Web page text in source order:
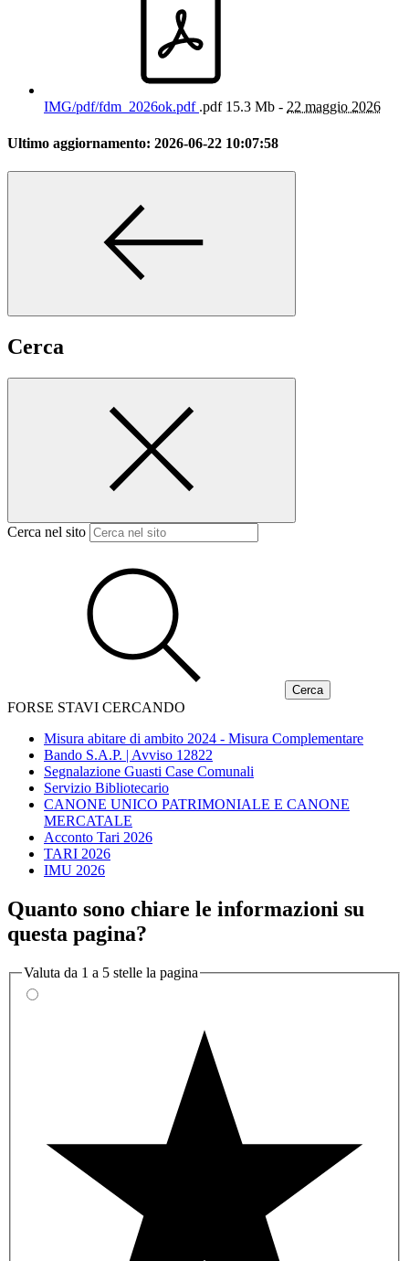
IMG/pdf/fdm_2026ok.pdf .pdf15.3 Mb - 22 maggio 2026
Ultimo aggiornamento: 2026-06-22 10:07:58
Cerca
Cerca nel sito
FORSE STAVI CERCANDO
Misura abitare di ambito 2024 - Misura Complementare
Bando S.A.P. | Avviso 12822
Segnalazione Guasti Case Comunali
Servizio Bibliotecario
CANONE UNICO PATRIMONIALE E CANONE
MERCATALE
Acconto Tari 2026
TARI 2026
IMU 2026
Quanto sono chiare le informazioni su
questa pagina?
Valuta da 1 a 5 stelle la pagina